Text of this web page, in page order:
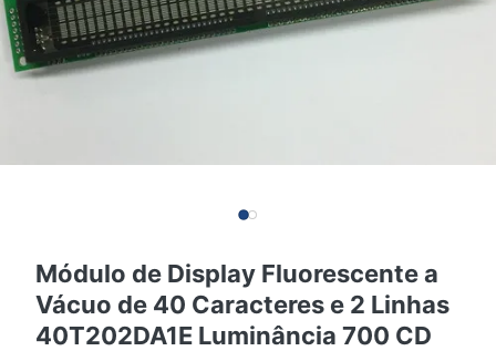
Módulo de Display Fluorescente a
Vácuo de 40 Caracteres e 2 Linhas
40T202DA1E Luminância 700 CD